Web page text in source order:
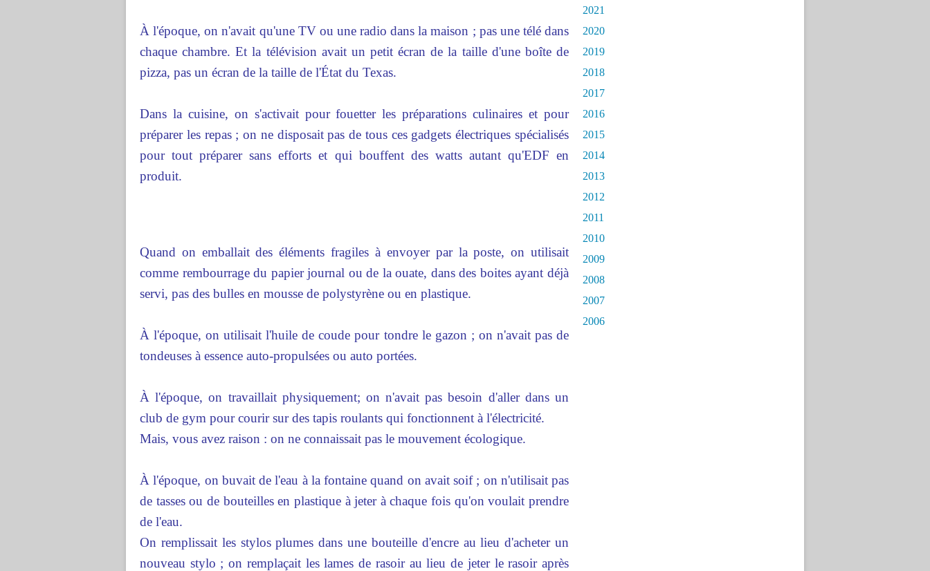
À l'époque, on n'avait qu'une TV ou une radio dans la maison ; pas une télé dans
chaque chambre. Et la télévision avait un petit écran de la taille d'une boîte de
pizza, pas un écran de la taille de l'État du Texas.
Dans la cuisine, on s'activait pour fouetter les préparations culinaires et pour
préparer les repas ; on ne disposait pas de tous ces gadgets électriques spécialisés
pour tout préparer sans efforts et qui bouffent des watts autant qu'EDF en
produit.
Quand on emballait des éléments fragiles à envoyer par la poste, on utilisait
comme rembourrage du papier journal ou de la ouate, dans des boites ayant déjà
servi, pas des bulles en mousse de polystyrène ou en plastique.
À l'époque, on utilisait l'huile de coude pour tondre le gazon ; on n'avait pas de
tondeuses à essence auto-propulsées ou auto portées.
À l'époque, on travaillait physiquement; on n'avait pas besoin d'aller dans un
club de gym pour courir sur des tapis roulants qui fonctionnent à l'électricité.
Mais, vous avez raison : on ne connaissait pas le mouvement écologique.
À l'époque, on buvait de l'eau à la fontaine quand on avait soif ; on n'utilisait pas
de tasses ou de bouteilles en plastique à jeter à chaque fois qu'on voulait prendre
de l'eau.
On remplissait les stylos plumes dans une bouteille d'encre au lieu d'acheter un
nouveau stylo ; on remplaçait les lames de rasoir au lieu de jeter le rasoir après
2021
2020
2019
2018
2017
2016
2015
2014
2013
2012
2011
2010
2009
2008
2007
2006